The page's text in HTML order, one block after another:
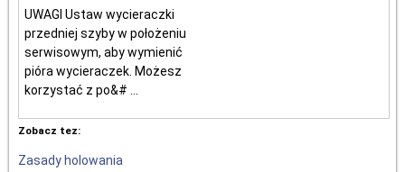
UWAGI Ustaw wycieraczki
przedniej szyby w położeniu
serwisowym, aby wymienić
pióra wycieraczek. Możesz
korzystać z po&# ...
Zobacz tez:
Zasady holowania